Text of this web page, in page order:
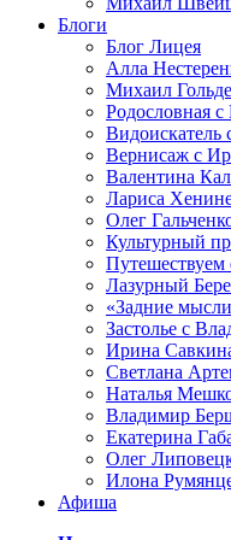
Блоги
Блог Лицея
Алла
Михаил
Родословная
Вернисаж с
Валентина
Лариса
Олег
Культурный
Лазурный
«Задние
Застолье с
Ирина
Светлана
Наталья
Владимир
Екатерина
Олег
Илона
Афиша